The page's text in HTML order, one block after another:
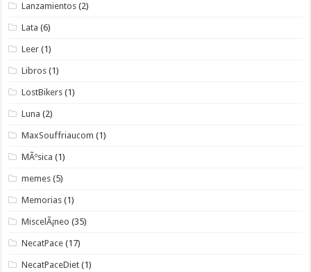
Lanzamientos (2)
Lata (6)
Leer (1)
Libros (1)
LostBikers (1)
Luna (2)
MaxSouffriaucom (1)
MÃºsica (1)
memes (5)
Memorias (1)
MiscelÃ¡neo (35)
NecatPace (17)
NecatPaceDiet (1)